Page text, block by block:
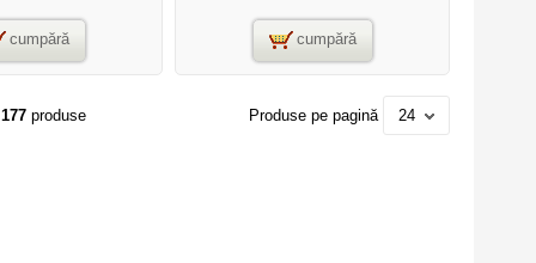
cumpără cumpără
177 produse Produse pe pagină 24